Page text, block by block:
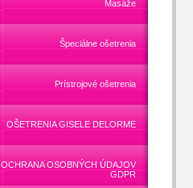
Masáže
Špeciálne ošetrenia
Prístrojové ošetrenia
OŠETRENIA GISELE DELORME
OCHRANA OSOBNÝCH ÚDAJOV
GDPR